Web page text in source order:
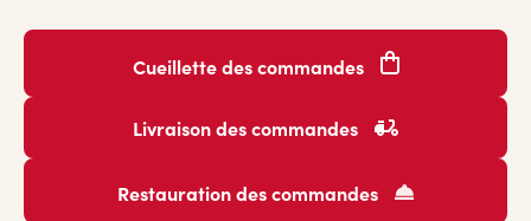
Cueillette des commandes
Livraison des commandes
Restauration des commandes